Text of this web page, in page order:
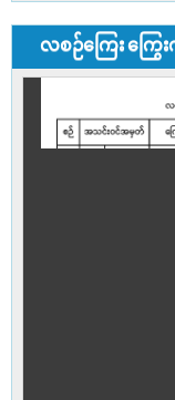
လစဉ်ကြေး ကြွေးက